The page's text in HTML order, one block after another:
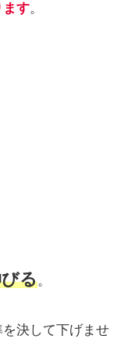
ます。
る。
決して下げませ